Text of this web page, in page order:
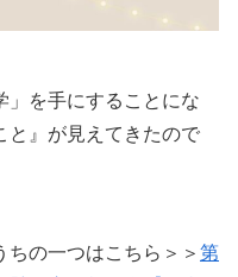
」を手にすることにな
と』が見えてきたので
の一つはこちら＞＞ 第